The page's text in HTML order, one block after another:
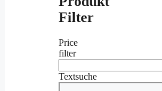
Filter
Price
filter
Textsuche